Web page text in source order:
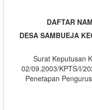
DAFTAR
DESA SAMBUEJA
Surat Keputusan
02/09.2003/KPTS/I/
Penetapan